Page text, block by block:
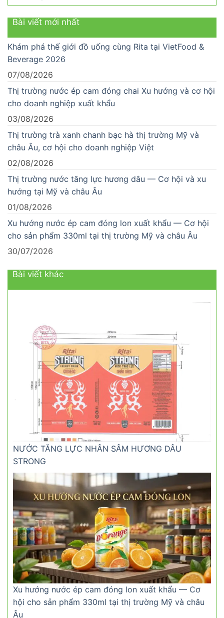
Bài viết mới nhất
Khám phá thế giới đồ uống cùng Rita tại VietFood &
Beverage 2026
07/08/2026
Thị trường nước ép cam đóng chai Xu hướng và cơ hội
cho doanh nghiệp xuất khẩu
03/08/2026
Thị trường trà xanh chanh bạc hà thị trường Mỹ và
châu Âu, cơ hội cho doanh nghiệp Việt
02/08/2026
Thị trường nước tăng lực hương dâu — Cơ hội và xu
hướng tại Mỹ và châu Âu
01/08/2026
Xu hướng nước ép cam đóng lon xuất khẩu — Cơ hội
cho sản phẩm 330ml tại thị trường Mỹ và châu Âu
30/07/2026
Bài viết khác
NƯỚC TĂNG LỰC NHÂN SÂM HƯƠNG DÂU
STRONG
Xu hướng nước ép cam đóng lon xuất khẩu — Cơ
hội cho sản phẩm 330ml tại thị trường Mỹ và châu
Âu